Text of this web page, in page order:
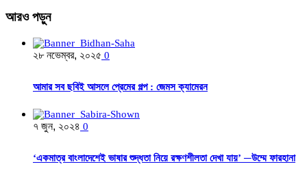
আরওপড়ুন
২৮ নভেম্বর, ২০২৫ 0
আমার সব ছবিই আসলে প্রেমের গল্প : জেমস ক্যামেরন
৭ জুন, ২০২৪ 0
‘একমাত্র বাংলাদেশেই ভাষার শুদ্ধতা নিয়ে রক্ষণশীলতা দেখা যায়’ ─উম্মে ফারহানা